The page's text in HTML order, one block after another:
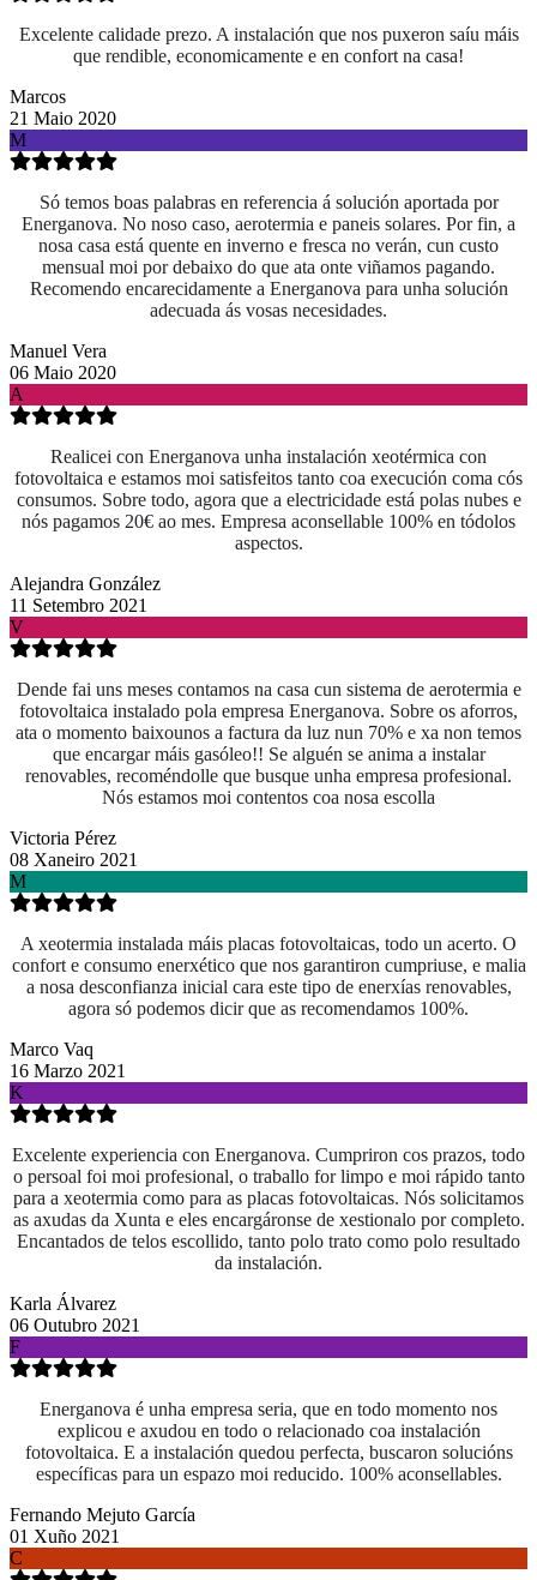
Excelente calidade prezo. A instalación que nos puxeron saíu máis
que rendible, economicamente e en confort na casa!
Marcos
21 Maio 2020
M
Só temos boas palabras en referencia á solución aportada por
Energanova. No noso caso, aerotermia e paneis solares. Por fin, a
nosa casa está quente en inverno e fresca no verán, cun custo
mensual moi por debaixo do que ata onte viñamos pagando.
Recomendo encarecidamente a Energanova para unha solución
adecuada ás vosas necesidades.
Manuel Vera
06 Maio 2020
A
Realicei con Energanova unha instalación xeotérmica con
fotovoltaica e estamos moi satisfeitos tanto coa execución coma cós
consumos. Sobre todo, agora que a electricidade está polas nubes e
nós pagamos 20€ ao mes. Empresa aconsellable 100% en tódolos
aspectos.
Alejandra González
11 Setembro 2021
V
Dende fai uns meses contamos na casa cun sistema de aerotermia e
fotovoltaica instalado pola empresa Energanova. Sobre os aforros,
ata o momento baixounos a factura da luz nun 70% e xa non temos
que encargar máis gasóleo!! Se alguén se anima a instalar
renovables, recoméndolle que busque unha empresa profesional.
Nós estamos moi contentos coa nosa escolla
Victoria Pérez
08 Xaneiro 2021
M
A xeotermia instalada máis placas fotovoltaicas, todo un acerto. O
confort e consumo enerxético que nos garantiron cumpriuse, e malia
a nosa desconfianza inicial cara este tipo de enerxías renovables,
agora só podemos dicir que as recomendamos 100%.
Marco Vaq
16 Marzo 2021
K
Excelente experiencia con Energanova. Cumpriron cos prazos, todo
o persoal foi moi profesional, o traballo for limpo e moi rápido tanto
para a xeotermia como para as placas fotovoltaicas. Nós solicitamos
as axudas da Xunta e eles encargáronse de xestionalo por completo.
Encantados de telos escollido, tanto polo trato como polo resultado
da instalación.
Karla Álvarez
06 Outubro 2021
F
Energanova é unha empresa seria, que en todo momento nos
explicou e axudou en todo o relacionado coa instalación
fotovoltaica. E a instalación quedou perfecta, buscaron solucións
específicas para un espazo moi reducido. 100% aconsellables.
Fernando Mejuto García
01 Xuño 2021
C